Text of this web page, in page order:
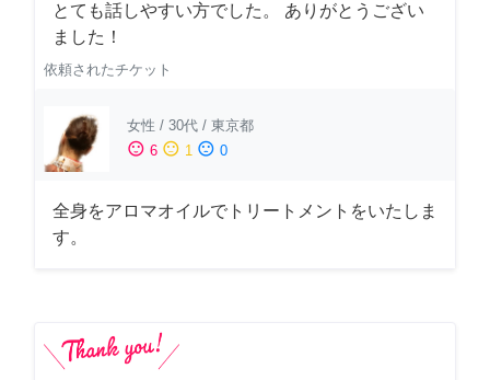
とても話しやすい方でした。 ありがとうござい
ました！
依頼されたチケット
女性 / 30代 / 東京都
sentiment_satisfied 6 sentiment_neutral 1 sentiment_dissatisfied 0
全身をアロマオイルでトリートメントをいたしま
す。